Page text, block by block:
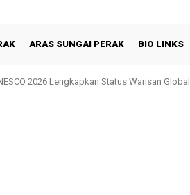
ARAS SUNGAI PERAK BIO LINKS
2026 Lengkapkan Status Warisan Global
Rakyat di Behrang Stesen